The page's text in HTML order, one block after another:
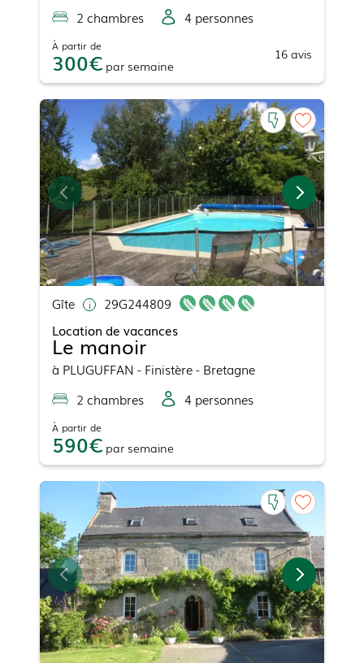
2 chambres 4 personnes
À partir de
300 par semaine
16 avis
Gîte
29G244809
Location de vacances
Le manoir
à PLUGUFFAN - Finistère - Bretagne
2 chambres 4 personnes
À partir de
590 par semaine